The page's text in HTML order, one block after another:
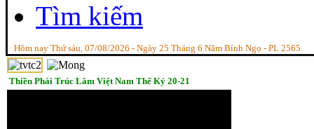
Tìm kiếm
Hôm nay Thứ sáu, 07/08/2026 - Ngày 25 Tháng 6 Năm Bính Ngọ - PL 2565
Thiền Phái Trúc Lâm Việt Nam Thế Kỷ 20-21